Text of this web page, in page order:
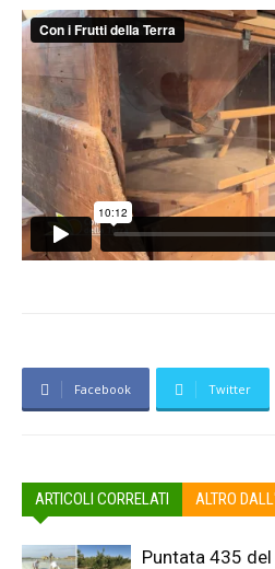
Facebook Twitter
ARTICOLI CORRELATI ALTRO
Puntata 435